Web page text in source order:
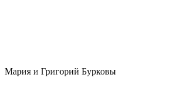
Мария и Григорий Бурковы